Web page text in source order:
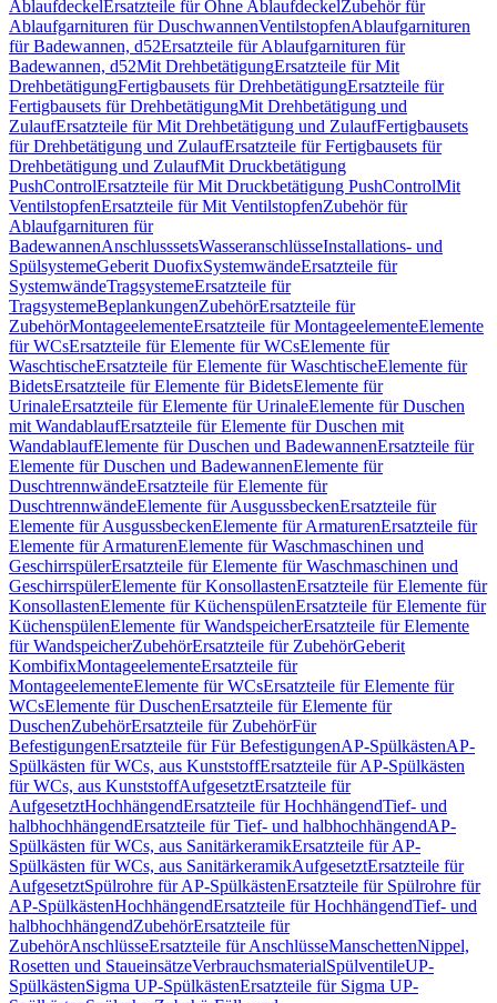
AblaufdeckelErsatzteile für Ohne AblaufdeckelZubehör für
Ablaufgarnituren für DuschwannenVentilstopfenAblaufgarnituren
für Badewannen, d52Ersatzteile für Ablaufgarnituren für
Badewannen, d52Mit DrehbetätigungErsatzteile für Mit
DrehbetätigungFertigbausets für DrehbetätigungErsatzteile für
Fertigbausets für DrehbetätigungMit Drehbetätigung und
ZulaufErsatzteile für Mit Drehbetätigung und ZulaufFertigbausets
für Drehbetätigung und ZulaufErsatzteile für Fertigbausets für
Drehbetätigung und ZulaufMit Druckbetätigung
PushControlErsatzteile für Mit Druckbetätigung PushControlMit
VentilstopfenErsatzteile für Mit VentilstopfenZubehör für
Ablaufgarnituren für
BadewannenAnschlusssetsWasseranschlüsseInstallations- und
SpülsystemeGeberit DuofixSystemwändeErsatzteile für
SystemwändeTragsystemeErsatzteile für
TragsystemeBeplankungenZubehörErsatzteile für
ZubehörMontageelementeErsatzteile für MontageelementeElemente
für WCsErsatzteile für Elemente für WCsElemente für
WaschtischeErsatzteile für Elemente für WaschtischeElemente für
BidetsErsatzteile für Elemente für BidetsElemente für
UrinaleErsatzteile für Elemente für UrinaleElemente für Duschen
mit WandablaufErsatzteile für Elemente für Duschen mit
WandablaufElemente für Duschen und BadewannenErsatzteile für
Elemente für Duschen und BadewannenElemente für
DuschtrennwändeErsatzteile für Elemente für
DuschtrennwändeElemente für AusgussbeckenErsatzteile für
Elemente für AusgussbeckenElemente für ArmaturenErsatzteile für
Elemente für ArmaturenElemente für Waschmaschinen und
GeschirrspülerErsatzteile für Elemente für Waschmaschinen und
GeschirrspülerElemente für KonsollastenErsatzteile für Elemente für
KonsollastenElemente für KüchenspülenErsatzteile für Elemente für
KüchenspülenElemente für WandspeicherErsatzteile für Elemente
für WandspeicherZubehörErsatzteile für ZubehörGeberit
KombifixMontageelementeErsatzteile für
MontageelementeElemente für WCsErsatzteile für Elemente für
WCsElemente für DuschenErsatzteile für Elemente für
DuschenZubehörErsatzteile für ZubehörFür
BefestigungenErsatzteile für Für BefestigungenAP-SpülkästenAP-
Spülkästen für WCs, aus KunststoffErsatzteile für AP-Spülkästen
für WCs, aus KunststoffAufgesetztErsatzteile für
AufgesetztHochhängendErsatzteile für HochhängendTief- und
halbhochhängendErsatzteile für Tief- und halbhochhängendAP-
Spülkästen für WCs, aus SanitärkeramikErsatzteile für AP-
Spülkästen für WCs, aus SanitärkeramikAufgesetztErsatzteile für
AufgesetztSpülrohre für AP-SpülkästenErsatzteile für Spülrohre für
AP-SpülkästenHochhängendErsatzteile für HochhängendTief- und
halbhochhängendZubehörErsatzteile für
ZubehörAnschlüsseErsatzteile für AnschlüsseManschettenNippel,
Rosetten und StaueinsätzeVerbrauchsmaterialSpülventileUP-
SpülkästenSigma UP-SpülkästenErsatzteile für Sigma UP-